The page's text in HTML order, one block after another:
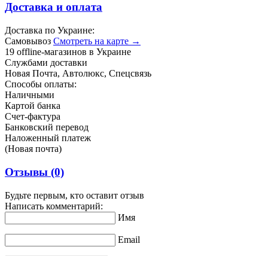
Доставка и оплата
Доставка по Украине:
Самовывоз Смотреть на карте →
19 offline-магазинов в Украине
Службами доставки
Новая Почта, Автолюкс, Спецсвязь
Способы оплаты:
Наличными
Картой банка
Счет-фактура
Банковский перевод
Наложенный платеж
(Новая почта)
Отзывы (0)
Будьте первым, кто оставит отзыв
Написать комментарий:
Имя
Email